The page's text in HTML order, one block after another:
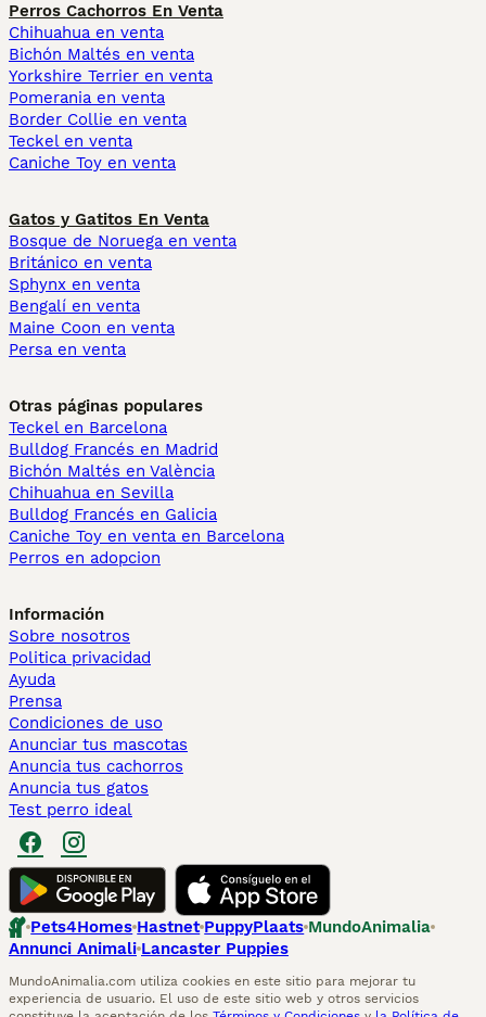
Perros Cachorros En Venta
Chihuahua en venta
Bichón Maltés en venta
Yorkshire Terrier en venta
Pomerania en venta
Border Collie en venta
Teckel en venta
Caniche Toy en venta
Gatos y Gatitos En Venta
Bosque de Noruega en venta
Británico en venta
Sphynx en venta
Bengalí en venta
Maine Coon en venta
Persa en venta
Otras páginas populares
Teckel en Barcelona
Bulldog Francés en Madrid
Bichón Maltés en València
Chihuahua en Sevilla
Bulldog Francés en Galicia
Caniche Toy en venta en Barcelona
Perros en adopcion
Información
Sobre nosotros
Politica privacidad
Ayuda
Prensa
Condiciones de uso
Anunciar tus mascotas
Anuncia tus cachorros
Anuncia tus gatos
Test perro ideal
Pets4Homes Hastnet PuppyPlaats MundoAnimalia
Annunci Animali Lancaster Puppies
MundoAnimalia.com utiliza cookies en este sitio para mejorar tu
experiencia de usuario. El uso de este sitio web y otros servicios